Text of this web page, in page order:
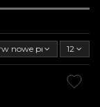
nowe produkty12